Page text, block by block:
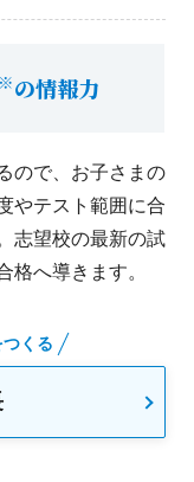
※の情報力
ので、お子さまの
やテスト範囲に合
志望校の最新の試
格へ導きます。
つくる